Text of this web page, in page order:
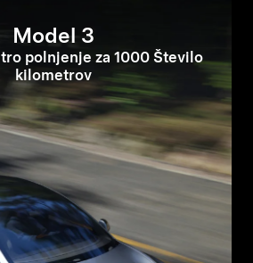
Model 3
polnjenje za 1000 Število
kilometrov